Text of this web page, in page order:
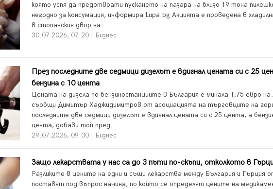
която успя да предотврати пускането на пазара на близо 19 тона
негодно за консумация, информира Lupa.bg Акцията е проведена в
в стопанския двор на...
30.07.2026, 07:20 | Бизнес
През последните две седмици дизелът е вдигнал цената си с 25
бензина с 10 цента
Цената на дизела по бензиностанциите в България е минала 1,75 евро на
съобщи Димитър Хаджидимитров от асоциацията на търговците на
последните две седмици дизелът е вдигнал цената си с 25 цента, а
цента, добави той пред...
29.07.2026, 09:00 | Бизнес
Защо лекарствата у нас са до 3 пъти по-скъпи, отколкото в
Разликите в цените на едни и същи лекарства между България и Гърция
поставят под въпрос начина, по който се определят цените на